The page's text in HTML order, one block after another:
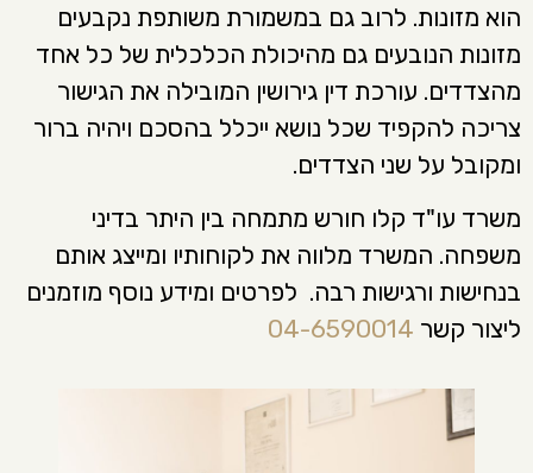
הוא מזונות. לרוב גם במשמורת משותפת נקבעים
מזונות הנובעים גם מהיכולת הכלכלית של כל אחד
מהצדדים. עורכת דין גירושין המובילה את הגישור
צריכה להקפיד שכל נושא ייכלל בהסכם ויהיה ברור
ומקובל על שני הצדדים.
משרד עו"ד קלו חורש מתמחה בין היתר בדיני
משפחה. המשרד מלווה את לקוחותיו ומייצג אותם
בנחישות ורגישות רבה. לפרטים ומידע נוסף מוזמנים
ליצור קשר 04-6590014